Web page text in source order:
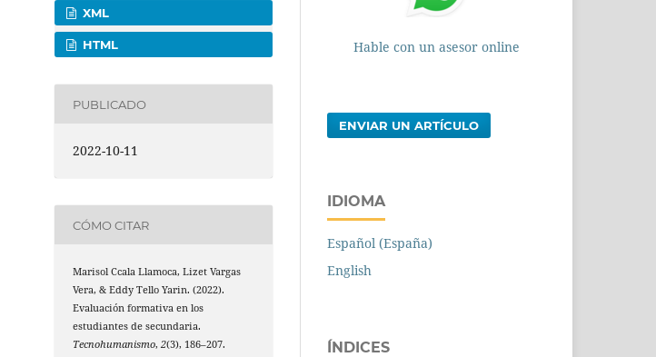
XML
HTML
PUBLICADO
2022-10-11
CÓMO CITAR
Marisol Ccala Llamoca, Lizet Vargas
Vera, & Eddy Tello Yarin. (2022).
Evaluación formativa en los
estudiantes de secundaria.
Tecnohumanismo,2(3), 186–207.
Hable con un asesor online
ENVIAR UN ARTÍCULO
IDIOMA
Español (España)
English
ÍNDICES